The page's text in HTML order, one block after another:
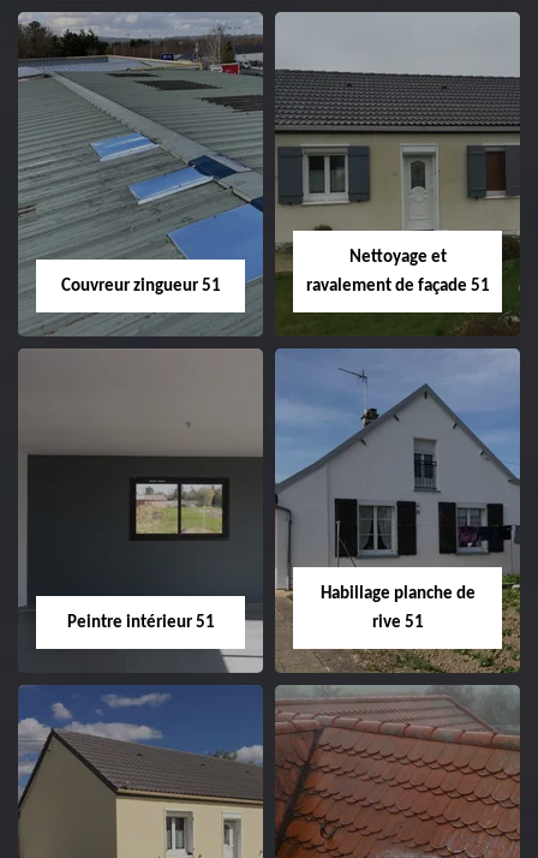
Charpentier 51
Changement de
velux 51
Couvreur zingueur 51
51
Nettoyage et
ravalement de façade 51
Nettoyage et
ravalement de
façade 51
Peintre intérieur 51
Peintre intérieur
Habillage planche de
rive 51
Habillage planche
de rive 51